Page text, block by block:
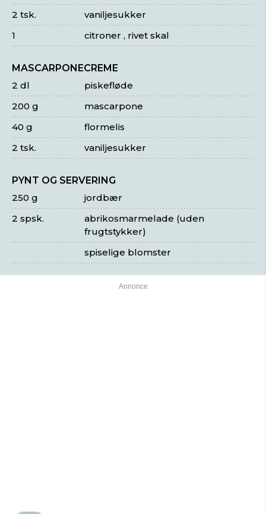
vaniljesukker
2 tsk.
citroner , rivet skal
1
MASCARPONECREME
piskefløde
2 dl
mascarpone
200 g
flormelis
40 g
vaniljesukker
2 tsk.
PYNT OG SERVERING
jordbær
250 g
abrikosmarmelade (uden
frugtstykker)
2 spsk.
spiselige blomster